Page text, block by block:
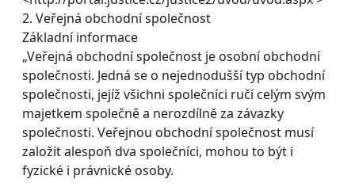
2. Veřejná obchodní společnost
Základní informace
„Veřejná obchodní společnost je osobní obchodní
společnosti. Jedná se o nejednodušší typ obchodní
společnosti, jejíž všichni společníci ručí celým svým
majetkem společně a nerozdílně za závazky
společnosti. Veřejnou obchodní společnost musí
založit alespoň dva společníci, mohou to být i
fyzické i právnické osoby.